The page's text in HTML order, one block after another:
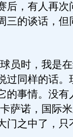
，有人再次
三的谈话，但
时，我是在
过同样的话。
的事情。没有
萨诺，国际
门之中了，只